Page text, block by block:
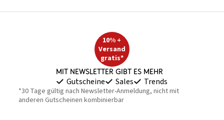
10% +
Versand
gratis*
Mit Newsletter gibt es mehr
Gutscheine Sales Trends
*30 Tage gültig nach Newsletter-Anmeldung, nicht mit
anderen Gutscheinen kombinierbar